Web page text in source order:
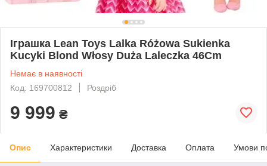
Іграшка Lean Toys Lalka Różowa Sukienka
Kucyki Blond Włosy Duża Laleczka 46Cm
Немає в наявності
Код: 169700812
Роздріб
9 999 ₴
Опис Характеристики Доставка Оплата Умови